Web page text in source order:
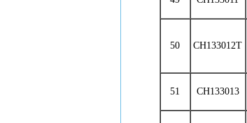
50 CH133012T
51 CH133013